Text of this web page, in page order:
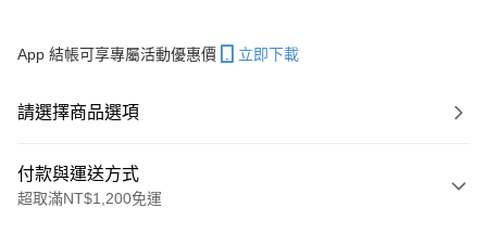
App 結帳可享專屬活動優惠價 立即下載
請選擇商品選項
付款與運送方式
超取滿NT$1,200免運